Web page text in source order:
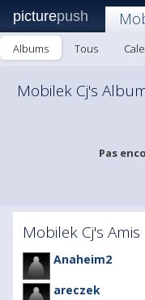
picturepush
Albums Tous
Mobilek Cj's
Pas
Mobilek Cj's Amis
Anaheim2
areczek